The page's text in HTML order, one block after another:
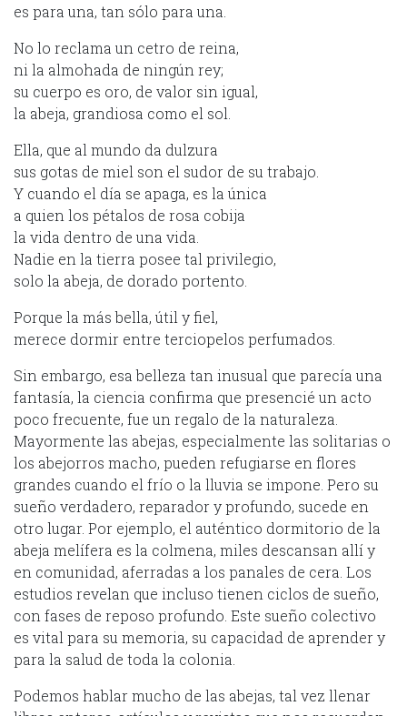
es para una, tan sólo para una.
No lo reclama un cetro de reina,
ni la almohada de ningún rey;
su cuerpo es oro, de valor sin igual,
la abeja, grandiosa como el sol.
Ella, que al mundo da dulzura
sus gotas de miel son el sudor de su trabajo.
Y cuando el día se apaga, es la única
a quien los pétalos de rosa cobija
la vida dentro de una vida.
Nadie en la tierra posee tal privilegio,
solo la abeja, de dorado portento.
Porque la más bella, útil y fiel,
merece dormir entre terciopelos perfumados.
Sin embargo, esa belleza tan inusual que parecía una
fantasía, la ciencia confirma que presencié un acto
poco frecuente, fue un regalo de la naturaleza.
Mayormente las abejas, especialmente las solitarias o
los abejorros macho, pueden refugiarse en flores
grandes cuando el frío o la lluvia se impone. Pero su
sueño verdadero, reparador y profundo, sucede en
otro lugar. Por ejemplo, el auténtico dormitorio de la
abeja melífera es la colmena, miles descansan allí y
en comunidad, aferradas a los panales de cera. Los
estudios revelan que incluso tienen ciclos de sueño,
con fases de reposo profundo. Este sueño colectivo
es vital para su memoria, su capacidad de aprender y
para la salud de toda la colonia.
Podemos hablar mucho de las abejas, tal vez llenar